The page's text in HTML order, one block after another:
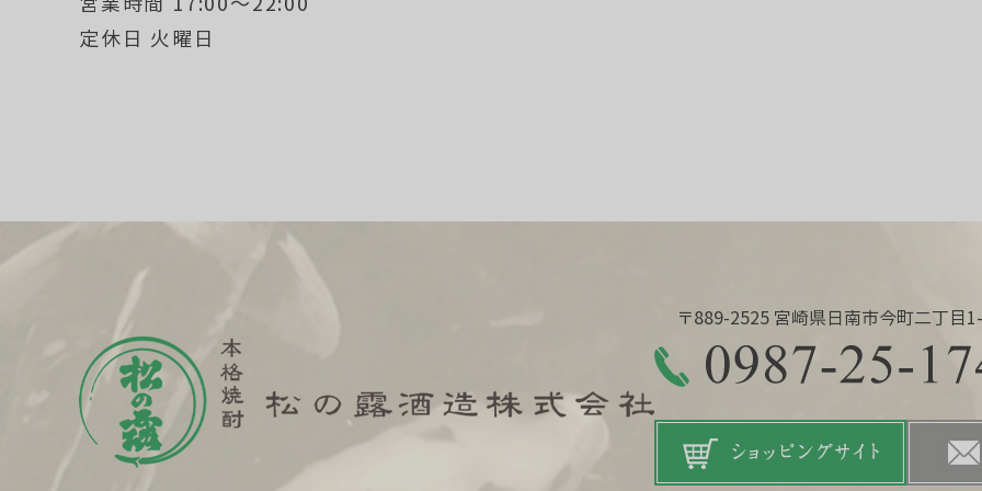
定休日 火曜日
〒889-2525 宮崎県日南市今町二丁目